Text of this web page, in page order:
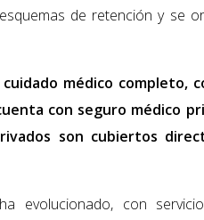
de retención y se
médico completo,
con seguro médico
son cubiertos
evolucionado, con